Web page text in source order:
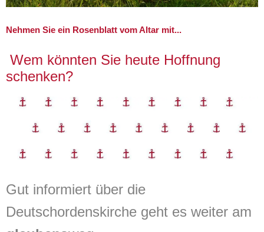
Nehmen Sie ein Rosenblatt vom Altar mit...
Wem könnten Sie heute Hoffnung
schenken?
Gut informiert über die
Deutschordenskirche geht es weiter am